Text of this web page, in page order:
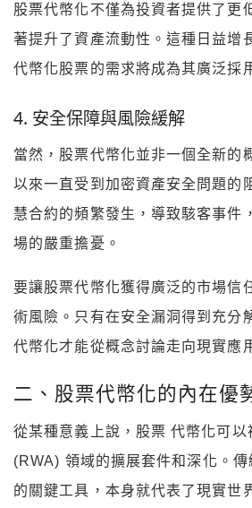
股票代幣化不僅為投資者提供了更
著提升了資產流動性。這種日益增
代幣化股票的需求將成為其廣泛採
4. 安全保障與風險緩解
當然，股票代幣化並非一個全新的
以來一直受到加密資產安全問題的
慧合約的頻繁發生，導致駭客事件
場的嚴重擔憂。
要讓股票代幣化獲得廣泛的市場信
術風險。只有在安全漏洞得到充分
代幣化才能從概念討論走向現實應
二、股票代幣化的內在優
從某種意義上說，股票 代幣化可以
(RWA) 領域的擴展套件和深化。
的關鍵工具，本身就代表了現實世